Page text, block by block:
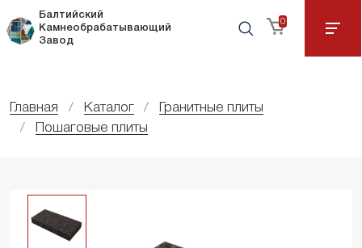
Балтийский
Камнеобрабатывающий
Завод
0
Главная Каталог
Гранитные плиты
Пошаговые плиты